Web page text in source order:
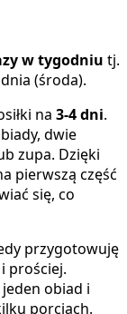
w tygodniu tj.
(środa).
na 3-4 dni.
dwie
zupa. Dzięki
pierwszą część
się, co
przygotowuję
prościej.
obiad i
porcjach.